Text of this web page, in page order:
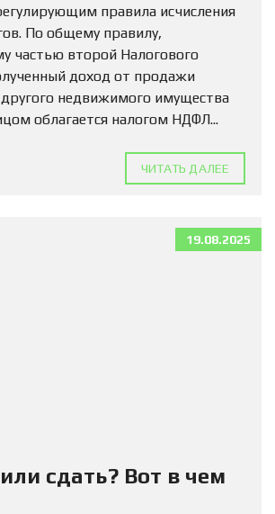
правила исчисления
По общему правилу,
частью второй Налогового
доход от продажи
недвижимого имущества
облагается налогом НДФЛ...
ЧИТАТЬ ДАЛЕЕ
19.08.2025
сдать? Вот в чем